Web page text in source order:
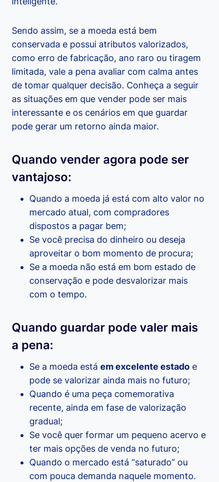
Sendo assim, se a moeda está bem
conservada e possui atributos valorizados,
como erro de fabricação, ano raro ou tiragem
limitada, vale a pena avaliar com calma antes
de tomar qualquer decisão. Conheça a seguir
as situações em que vender pode ser mais
interessante e os cenários em que guardar
pode gerar um retorno ainda maior.
Quando vender agora pode ser
vantajoso:
Quando a moeda já está com alto valor no
mercado atual, com compradores
dispostos a pagar bem;
Se você precisa do dinheiro ou deseja
aproveitar o bom momento de procura;
Se a moeda não está em bom estado de
conservação e pode desvalorizar mais
com o tempo.
Quando guardar pode valer mais
a pena:
Se a moeda está em excelente estado e
pode se valorizar ainda mais no futuro;
Quando é uma peça comemorativa
recente, ainda em fase de valorização
gradual;
Se você quer formar um pequeno acervo e
ter mais opções de venda no futuro;
Quando o mercado está “saturado” ou
com pouca demanda naquele momento.